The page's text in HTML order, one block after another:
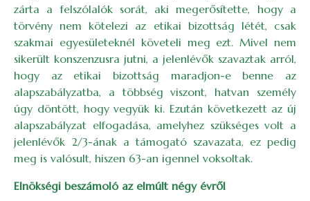
zárta a felszólalók sorát, aki megerősítette, hogy a
törvény nem kötelezi az etikai bizottság létét, csak
szakmai egyesületeknél követeli meg ezt. Mivel nem
sikerült konszenzusra jutni, a jelenlévők szavaztak arról,
hogy az etikai bizottság maradjon-e benne az
alapszabályzatba, a többség viszont, hatvan személy
úgy döntött, hogy vegyük ki. Ezután következett az új
alapszabályzat elfogadása, amelyhez szükséges volt a
jelenlévők 2/3-ának a támogató szavazata, ez pedig
meg is valósult, hiszen 63-an igennel voksoltak.
Elnökségi beszámoló az elmúlt négy évről